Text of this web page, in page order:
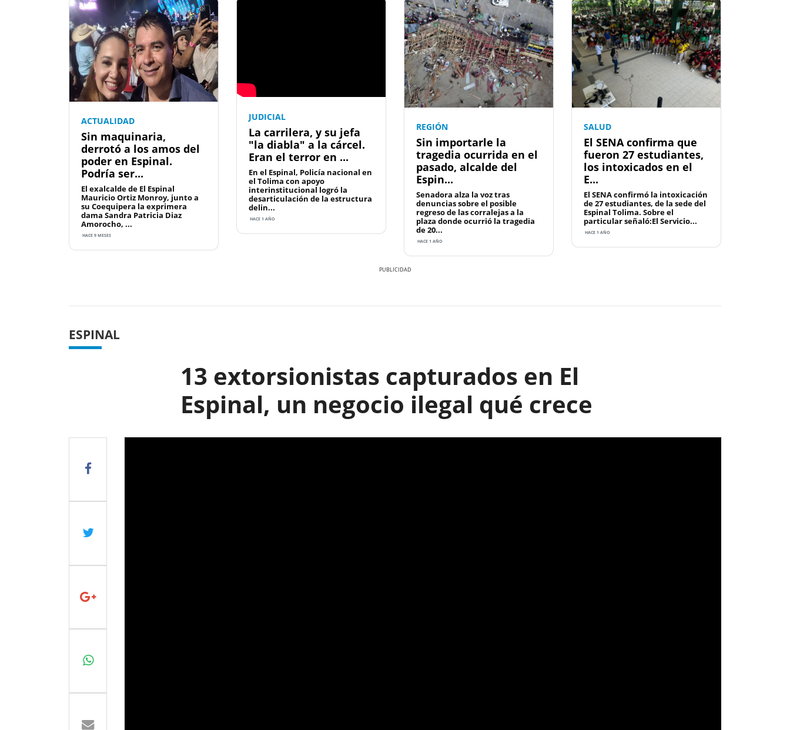
ACTUALIDAD
Sin maquinaria,
derrotó a los amos del
poder en Espinal.
Podría ser...
El exalcalde de El Espinal
Mauricio Ortiz Monroy, junto a
su Coequipera la exprimera
dama Sandra Patricia Diaz
Amorocho, ...
HACE 9 MESES
JUDICIAL
La carrilera, y su jefa
"la diabla" a la cárcel.
Eran el terror en ...
En el Espinal, Policía nacional en
el Tolima con apoyo
interinstitucional logró la
desarticulación de la estructura
delin...
HACE 1 AÑO
REGIÓN
Sin importarle la
tragedia ocurrida en el
pasado, alcalde del
Espin...
Senadora alza la voz tras
denuncias sobre el posible
regreso de las corralejas a la
plaza donde ocurrió la tragedia
de 20...
HACE 1 AÑO
SALUD
El SENA confirma que
fueron 27 estudiantes,
los intoxicados en el
E...
El SENA confirmó la intoxicación
de 27 estudiantes, de la sede del
Espinal Tolima. Sobre el
particular señaló:El Servicio...
HACE 1 AÑO
ESPINAL
13 extorsionistas capturados en El
Espinal, un negocio ilegal qué crece